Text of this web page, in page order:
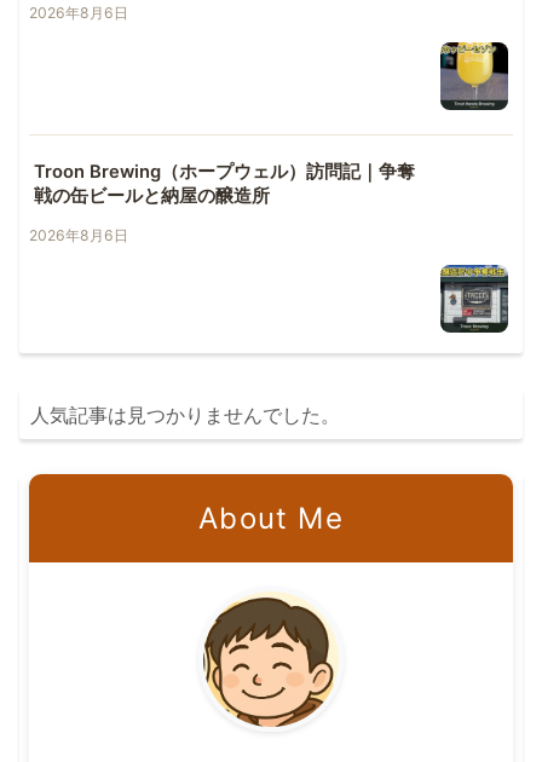
2026年8月6日
Troon Brewing（ホープウェル）訪問記｜争奪
戦の缶ビールと納屋の醸造所
2026年8月6日
人気記事は見つかりませんでした。
About Me